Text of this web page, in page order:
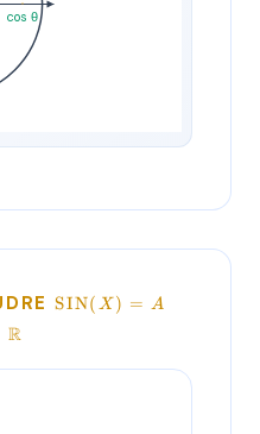
cos θ
\SIN(X)
= A
SIN(X ) = A
\MATHBB{R}
R